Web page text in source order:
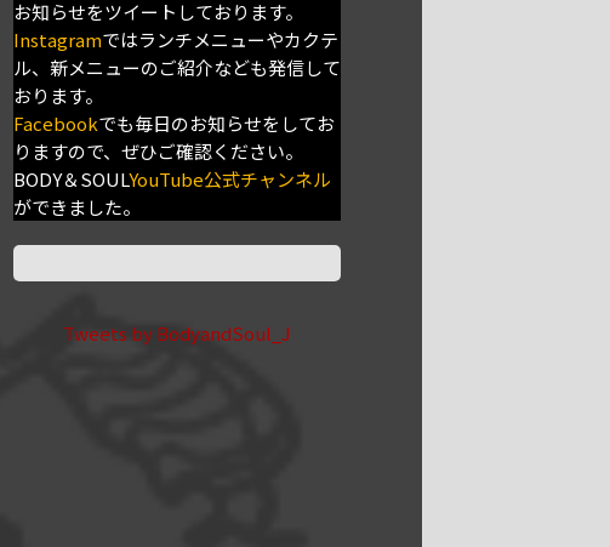
お知らせをツイートしております。
Instagramではランチメニューやカクテ
ル、新メニューのご紹介なども発信して
おります。
Facebookでも毎日のお知らせをしてお
りますので、ぜひご確認ください。
BODY＆SOULYouTube公式チャンネル
ができました。
Tweets by BodyandSoul_J